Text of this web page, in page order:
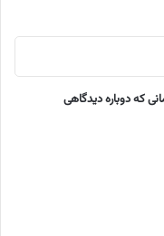
که دوباره دیدگاهی